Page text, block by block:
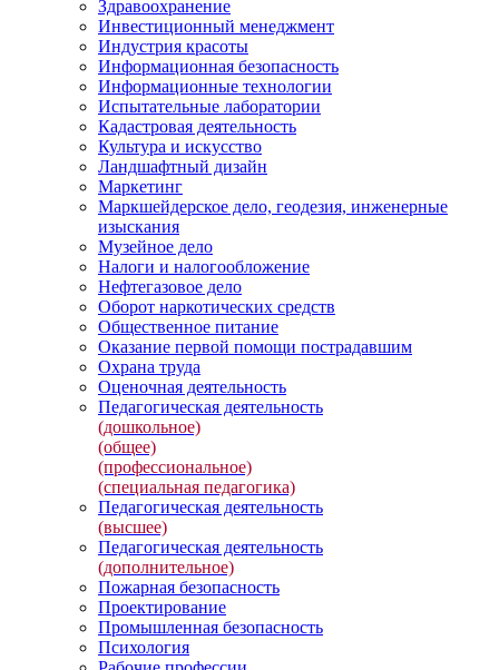
Здравоохранение
Инвестиционный менеджмент
Индустрия красоты
Информационная безопасность
Информационные технологии
Испытательные лаборатории
Кадастровая деятельность
Культура и искусство
Ландшафтный дизайн
Маркетинг
Маркшейдерское дело, геодезия, инженерные
изыскания
Музейное дело
Налоги и налогообложение
Нефтегазовое дело
Оборот наркотических средств
Общественное питание
Оказание первой помощи пострадавшим
Охрана труда
Оценочная деятельность
Педагогическая деятельность
(дошкольное)
(общее)
(профессиональное)
(специальная педагогика)
Педагогическая деятельность
(высшее)
Педагогическая деятельность
(дополнительное)
Пожарная безопасность
Проектирование
Промышленная безопасность
Психология